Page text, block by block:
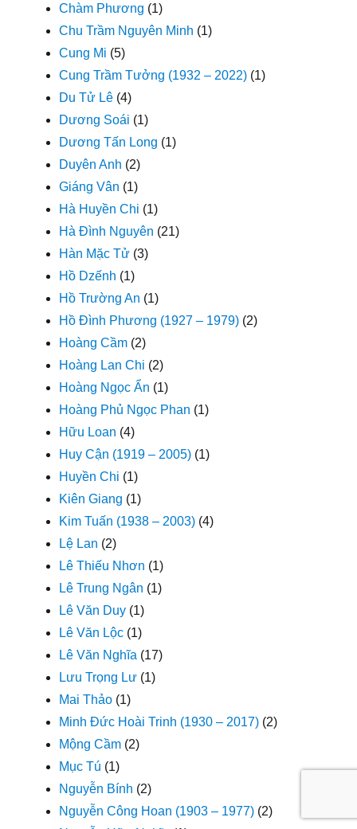
Chàm Phương (1)
Chu Trầm Nguyên Minh (1)
Cung Mi (5)
Cung Trầm Tưởng (1932 – 2022) (1)
Du Tử Lê (4)
Dương Soái (1)
Dương Tấn Long (1)
Duyên Anh (2)
Giáng Vân (1)
Hà Huyền Chi (1)
Hà Đình Nguyên (21)
Hàn Mặc Tử (3)
Hồ Dzếnh (1)
Hồ Trường An (1)
Hồ Đình Phương (1927 – 1979) (2)
Hoàng Cầm (2)
Hoàng Lan Chi (2)
Hoàng Ngọc Ẩn (1)
Hoàng Phủ Ngọc Phan (1)
Hữu Loan (4)
Huy Cận (1919 – 2005) (1)
Huyền Chi (1)
Kiên Giang (1)
Kim Tuấn (1938 – 2003) (4)
Lệ Lan (2)
Lê Thiếu Nhơn (1)
Lê Trung Ngân (1)
Lê Văn Duy (1)
Lê Văn Lộc (1)
Lê Văn Nghĩa (17)
Lưu Trọng Lư (1)
Mai Thảo (1)
Minh Đức Hoài Trinh (1930 – 2017) (2)
Mộng Cầm (2)
Mục Tú (1)
Nguyễn Bính (2)
Nguyễn Công Hoan (1903 – 1977) (2)